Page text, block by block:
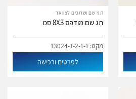
תגי שם ושרוכים לצוואר
תג שם מודפס 8X3 סמ
מקט: 13024-1-2-1-1
לפרטים ורכישה